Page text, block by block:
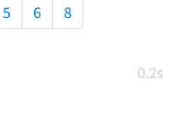
5 6 8
0.2s